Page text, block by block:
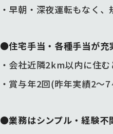
・早朝・深夜運転もなく
●住宅手当・各種手当が充
・会社近隣2km以内に住
・賞与年2回(昨年実績2〜
●業務はシンプル・経験不